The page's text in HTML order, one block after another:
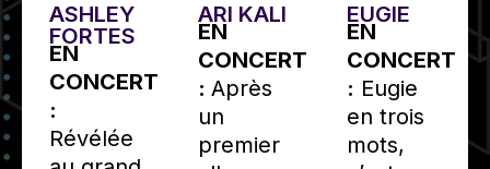
ASHLEY
FORTES
EN
CONCERT
:
Révélée
ARI KALI
EN
CONCERT
: Après
un
premier
EUGIE
EN
CONCERT
: Eugie
en trois
mots,